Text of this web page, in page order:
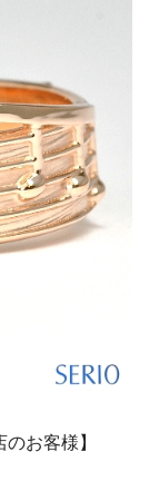
お客様】